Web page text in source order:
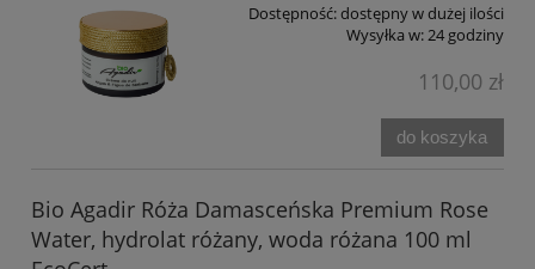
Dostępność:dostępny w dużej ilości
Wysyłka w: 24 godziny
110,00 zł
do koszyka
Bio Agadir Róża Damasceńska Premium Rose
Water, hydrolat różany, woda różana 100 ml